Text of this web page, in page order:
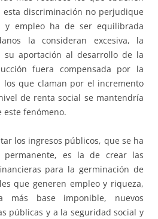
esta discriminación no perjudique
y empleo ha de ser equilibrada
la consideran excesiva, la
su aportación al desarrollo de la
fuera compensada por la
los que claman por el incremento
de renta social se mantendría
este fenómeno.
los ingresos públicos, que se ha
permanente, es la de crear las
para la germinación de
que generen empleo y riqueza,
más base imponible, nuevos
públicas y a la seguridad social y